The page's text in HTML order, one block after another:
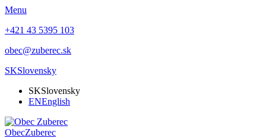
Menu
+421 43 5395 103
obec@zuberec.sk
SKSlovensky
SKSlovensky
ENEnglish
ObecZuberec